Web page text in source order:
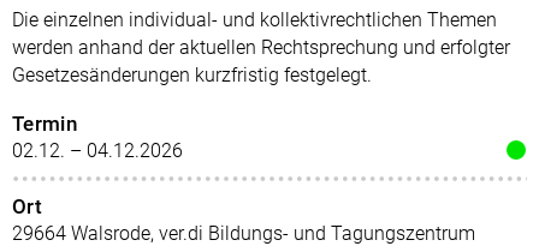
Die einzelnen individual- und kollektivrechtlichen Themen
werden anhand der aktuellen Rechtsprechung und erfolgter
Gesetzesänderungen kurzfristig festgelegt.
Termin
02.12. – 04.12.2026
Ort
29664 Walsrode, ver.di Bildungs- und Tagungszentrum